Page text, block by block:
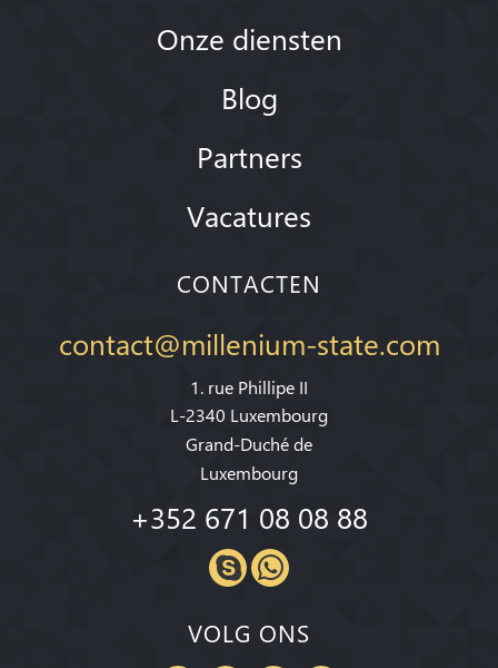
Onze diensten
Blog
Partners
Vacatures
CONTACTEN
contact@millenium-state.com
1. rue Phillipe II
L-2340 Luxembourg
Grand-Duché de
Luxembourg
+352 671 08 08 88
VOLG ONS